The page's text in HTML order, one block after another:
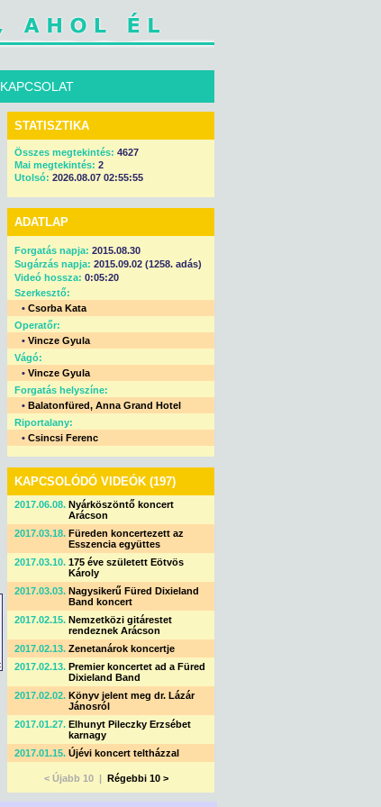
KAPCSOLAT
STATISZTIKA
Összes megtekintés: 4627
Mai megtekintés: 2
Utolsó: 2026.08.07 02:55:55
ADATLAP
Forgatás napja: 2015.08.30
Sugárzás napja: 2015.09.02 (1258. adás)
Videó hossza: 0:05:20
Szerkesztő:
• Csorba Kata
Operatőr:
• Vincze Gyula
Vágó:
• Vincze Gyula
Forgatás helyszíne:
• Balatonfüred, Anna Grand Hotel
Riportalany:
• Csincsi Ferenc
KAPCSOLÓDÓ VIDEÓK (197)
2017.06.08. Nyárköszöntő koncert
Arácson
2017.03.18. Füreden koncertezett az
Esszencia együttes
2017.03.10. 175 éve született Eötvös
Károly
2017.03.03. Nagysikerű Füred Dixieland
Band koncert
2017.02.15. Nemzetközi gitárestet
rendeznek Arácson
2017.02.13. Zenetanárok koncertje
2017.02.13. Premier koncertet ad a Füred
Dixieland Band
2017.02.02. Könyv jelent meg dr. Lázár
Jánosról
2017.01.27. Elhunyt Pileczky Erzsébet
karnagy
2017.01.15. Újévi koncert teltházzal
< Újabb 10 | Régebbi 10 >